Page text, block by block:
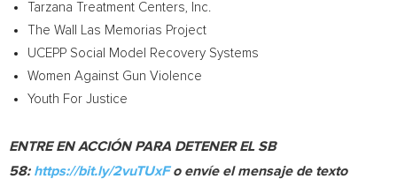
Tarzana Treatment Centers, Inc.
The Wall Las Memorias Project
UCEPP Social Model Recovery Systems
Women Against Gun Violence
Youth For Justice
ENTRE EN ACCIÓN PARA DETENER EL SB
58: https://bit.ly/2vuTUxFo envíe el mensaje de texto